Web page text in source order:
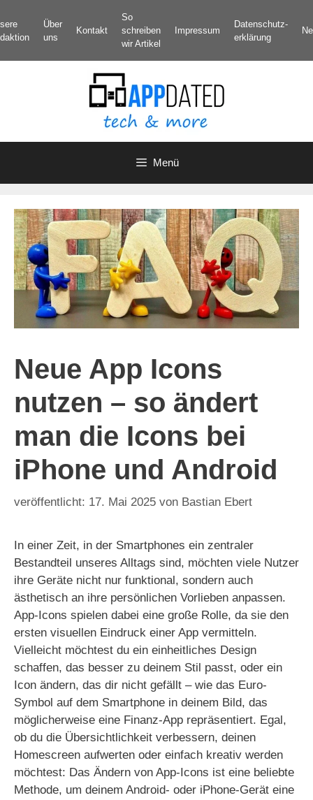
Inhalt
springen
Über
uns
Kontakt
So
schreiben
wir Artikel
Impressum
Datenschutz­
erklärung
Menü
Neue App Icons
nutzen – so ändert
man die Icons bei
iPhone und Android
17. Mai 2025 von Bastian Ebert
In einer Zeit, in der Smartphones ein zentraler
Bestandteil unseres Alltags sind, möchten viele Nutzer
ihre Geräte nicht nur funktional, sondern auch
ästhetisch an ihre persönlichen Vorlieben anpassen.
App-Icons spielen dabei eine große Rolle, da sie den
ersten visuellen Eindruck einer App vermitteln.
Vielleicht möchtest du ein einheitliches Design
schaffen, das besser zu deinem Stil passt, oder ein
Icon ändern, das dir nicht gefällt – wie das Euro-
Symbol auf dem Smartphone in deinem Bild, das
möglicherweise eine Finanz-App repräsentiert. Egal,
ob du die Übersichtlichkeit verbessern, deinen
Homescreen aufwerten oder einfach kreativ werden
möchtest: Das Ändern von App-Icons ist eine beliebte
Methode, um deinem Android- oder iPhone-Gerät eine